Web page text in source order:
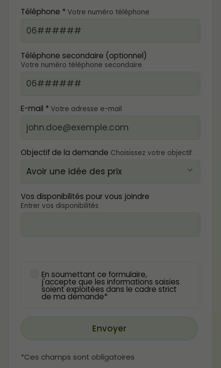
Téléphone * Votre numéro téléphone
Téléphone secondaire (optionnel)
Votre numéro téléphone secondaire
E-mail * Votre adresse e-mail
Objectif de la demande Choisissez votre objectif
Vos disponibilités pour vous joindre
Entrer vos disponibilités
En soumettant ce formulaire,
j'accepte que les informations saisies
soient exploitées dans le cadre strict
de ma demande*
Envoyer
*Ces champs sont obligatoires